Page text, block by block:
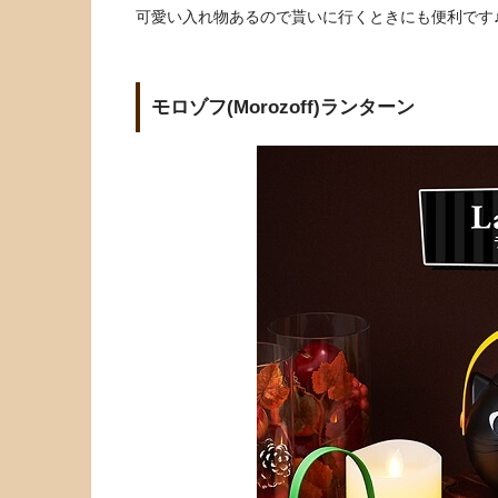
可愛い入れ物あるので貰いに行くときにも便利です
モロゾフ(Morozoff)ランターン